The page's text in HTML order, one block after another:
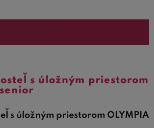
s úložným priestorom
s úložným priestorom OLYMPIA